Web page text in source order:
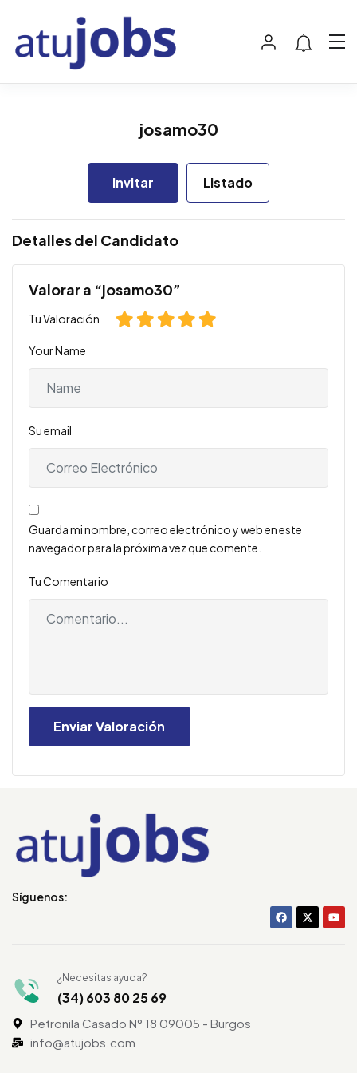
josamo30
Invitar Listado
Detalles del Candidato
Valorar a “josamo30”
Tu Valoración
Your Name
Su email
Guarda mi nombre, correo electrónico y web en este
navegador para la próxima vez que comente.
Tu Comentario
Síguenos:
¿Necesitas ayuda?
(34) 603 80 25 69
Petronila Casado N° 18 09005 - Burgos
info@atujobs.com